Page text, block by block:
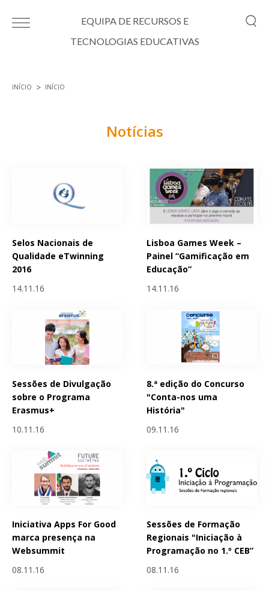
EQUIPA DE RECURSOS E
TECNOLOGIAS EDUCATIVAS
INÍCIO INÍCIO
Notícias
Selos Nacionais de
Qualidade eTwinning
2016
14.11.16
Lisboa Games Week –
Painel “Gamificação em
Educação”
14.11.16
Sessões de Divulgação
sobre o Programa
Erasmus+
10.11.16
8.ª edição do Concurso
"Conta-nos uma
História"
09.11.16
Iniciativa Apps For Good
marca presença na
Websummit
08.11.16
Sessões de Formação
Regionais "Iniciação à
Programação no 1.º CEB”
08.11.16
Páginas